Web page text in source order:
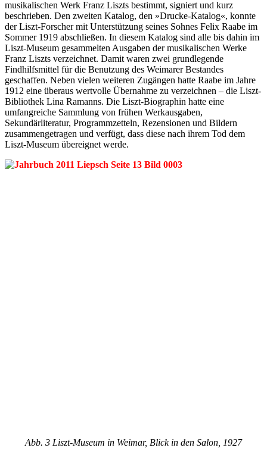
musikalischen Werk Franz Liszts bestimmt, signiert und kurz
beschrieben. Den zweiten Katalog, den »Drucke-Katalog«, konnte
der Liszt-Forscher mit Unterstützung seines Sohnes Felix Raabe im
Sommer 1919 abschließen. In diesem Katalog sind alle bis dahin im
Liszt-Museum gesammelten Ausgaben der musikalischen Werke
Franz Liszts verzeichnet. Damit waren zwei grundlegende
Findhilfsmittel für die Benutzung des Weimarer Bestandes
geschaffen. Neben vielen weiteren Zugängen hatte Raabe im Jahre
1912 eine überaus wertvolle Übernahme zu verzeichnen – die Liszt-
Bibliothek Lina Ramanns. Die Liszt-Biographin hatte eine
umfangreiche Sammlung von frühen Werkausgaben,
Sekundärliteratur, Programmzetteln, Rezensionen und Bildern
zusammengetragen und verfügt, dass diese nach ihrem Tod dem
Liszt-Museum übereignet werde.
Abb. 3 Liszt-Museum in Weimar, Blick in den Salon, 1927